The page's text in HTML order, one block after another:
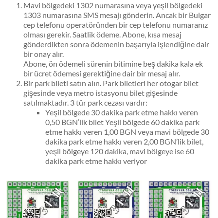
Mavi bölgedeki 1302 numarasına veya yeşil bölgedeki
1303 numarasına SMS mesajı gönderin. Ancak bir Bulgar
cep telefonu operatöründen bir cep telefonu numaranız
olması gerekir. Saatlik ödeme. Abone, kısa mesaj
gönderdikten sonra ödemenin başarıyla işlendiğine dair
bir onay alır.
Abone, ön ödemeli sürenin bitimine beş dakika kala ek
bir ücret ödemesi gerektiğine dair bir mesaj alır.
Bir park bileti satın alın. Park biletleri her otogar bilet
gişesinde veya metro istasyonu bilet gişesinde
satılmaktadır. 3 tür park cezası vardır:
Yeşil bölgede 30 dakika park etme hakkı veren
0,50 BGN’lik bilet Yeşil bölgede 60 dakika park
etme hakkı veren 1,00 BGN veya mavi bölgede 30
dakika park etme hakkı veren 2,00 BGN’lik bilet,
yeşil bölgeye 120 dakika, mavi bölgeye ise 60
dakika park etme hakkı veriyor